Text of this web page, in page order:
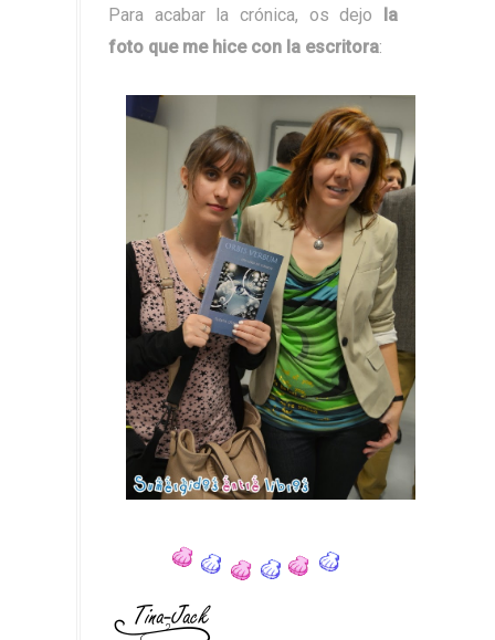
Para acabar la crónica, os dejo
la
foto que me hice con la escritora: